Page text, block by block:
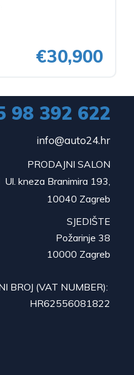
€30,900
98 392 622
info@auto24.hr
PRODAJNI SALON
Ul. kneza Branimira 193,
10040 Zagreb
SJEDIŠTE
Požarinje 38
10000 Zagreb
BROJ (VAT NUMBER):
HR62556081822